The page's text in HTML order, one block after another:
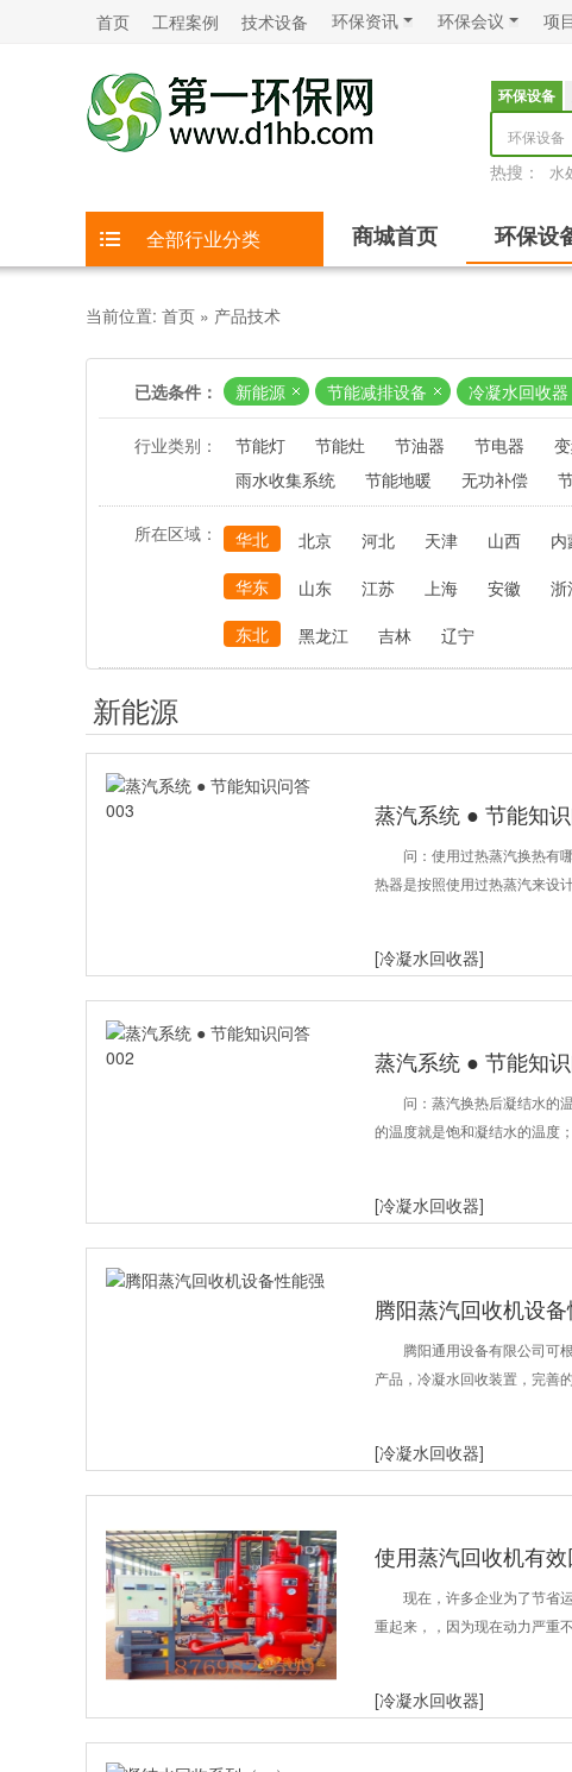
首页 工程案例 技术设备 环保资讯 环保会议 项
环保设备
环保设备
热搜： 水
全部行业分类 商城首页 环保设
当前位置: 首页 » 产品技术
已选条件： 新能源 节能减排设备 冷凝水回收器
行业类别： 节能灯 节能灶 节油器 节电器
雨水收集系统
节能地暖 无功补偿
所在区域： 华北 北京 河北 天津 山西
华东
山东 江苏 上海 安徽 浙
东北
黑龙江 吉林 辽宁
新能源
蒸汽系统 ● 节能知
问：使用过热蒸汽换热有
热器是按照使用过热蒸汽来设
[冷凝水回收器]
蒸汽系统 ● 节能知
问：蒸汽换热后凝结水的
的温度就是饱和凝结水的温度
[冷凝水回收器]
腾阳蒸汽回收机设
腾阳通用设备有限公司可
产品，冷凝水回收装置，完善
[冷凝水回收器]
使用蒸汽回收机有
现在，许多企业为了节省
重起来，，因为现在动力严重
[冷凝水回收器]